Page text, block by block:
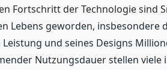
Fortschritt der Technologie sind
Lebens geworden, insbesondere
und seines Designs
Nutzungsdauer stellen viele